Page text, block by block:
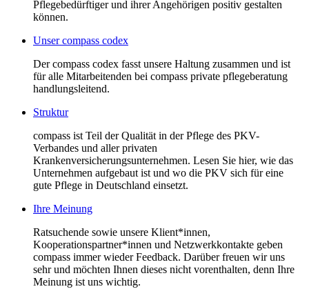
Pflegebedürftiger und ihrer Angehörigen positiv gestalten
können.
Unser compass codex
Der compass codex fasst unsere Haltung zusammen und ist
für alle Mitarbeitenden bei compass private pflegeberatung
handlungsleitend.
Struktur
compass ist Teil der Qualität in der Pflege des PKV-
Verbandes und aller privaten
Krankenversicherungsunternehmen. Lesen Sie hier, wie das
Unternehmen aufgebaut ist und wo die PKV sich für eine
gute Pflege in Deutschland einsetzt.
Ihre Meinung
Ratsuchende sowie unsere Klient*innen,
Kooperationspartner*innen und Netzwerkkontakte geben
compass immer wieder Feedback. Darüber freuen wir uns
sehr und möchten Ihnen dieses nicht vorenthalten, denn Ihre
Meinung ist uns wichtig.